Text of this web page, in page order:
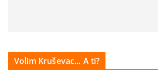
Volim Kruševac… A ti?